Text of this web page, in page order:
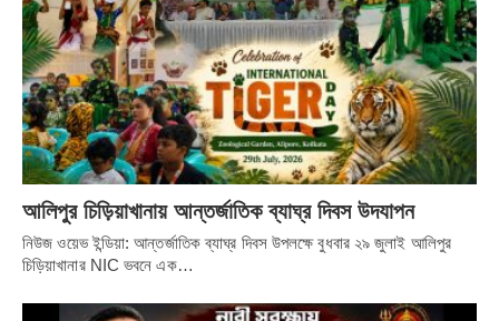
আলিপুর চিড়িয়াখানায় আন্তর্জাতিক ব্যাঘ্র দিবস উদযাপন
নিউজ ওয়েভ ইন্ডিয়া: আন্তর্জাতিক ব্যাঘ্র দিবস উপলক্ষে বুধবার ২৯ জুলাই আলিপুর
চিড়িয়াখানার NIC ভবনে এক…